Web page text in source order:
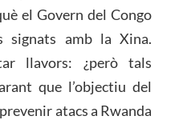
el Govern del Congo
signats amb la Xina.
llavors: ¿però tals
que l’objectiu del
atacs a Rwanda